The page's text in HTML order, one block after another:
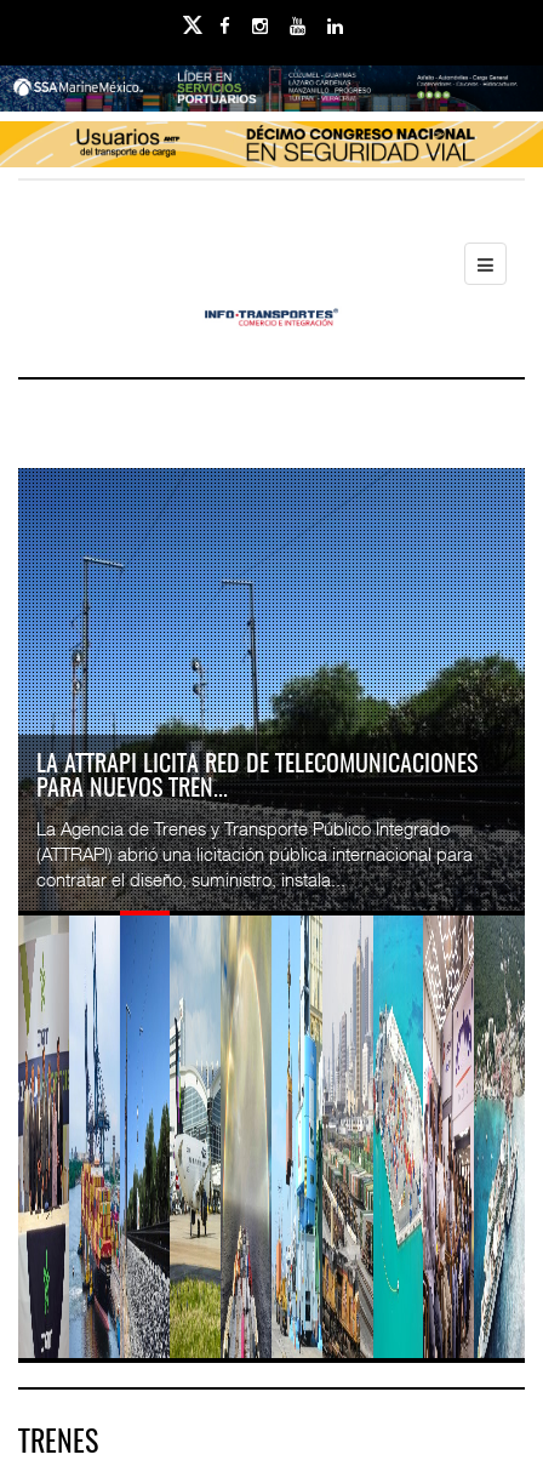
LA ATTRAPI LICITA RED DE TELECOMUNICACIONES
PARA NUEVOS TREN...
La Agencia de Trenes y Transporte Público Integrado
(ATTRAPI) abrió una licitación pública internacional para
contratar el diseño, suministro, instala...
TRENES